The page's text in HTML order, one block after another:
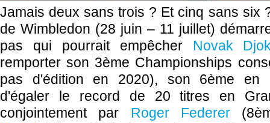
Jamais deux sans trois ? Et cinq sans six
de Wimbledon (28 juin – 11 juillet)
pas qui pourrait empêcher Novak
remporter son 3ème Championships
pas d'édition en 2020), son 6ème en
d'égaler le record de 20 titres en
conjointement par Roger Federer